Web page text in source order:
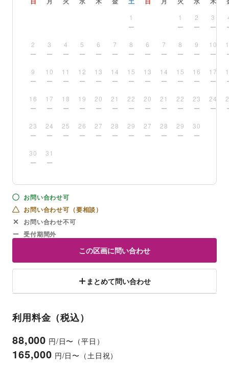
1
2 3 4 5 6 7 8
9 10 11 12 13 14 15
16 17 18 19 20 21 22
23 24 25 26 27 28 29
30 31
1 2 3
6 7 8 9 10
13 14 15 16 17
20 21 22 23 24
27 28 29 30
お問い合わせ可
お問い合わせ可（要相談）
お問い合わせ不可
受付期間外
この区画に問い合わせ
まとめて問い合わせ
利用料金（税込）
88,000 円/日〜（平日）
165,000 円/日〜（土日祝）